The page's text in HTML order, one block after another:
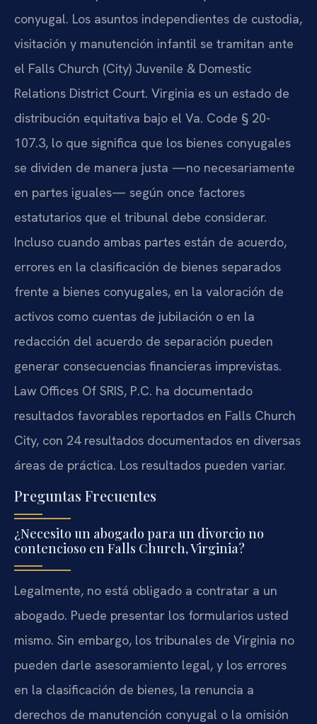
conyugal. Los asuntos independientes de custodia,
visitación y manutención infantil se tramitan ante
el Falls Church (City) Juvenile & Domestic
Relations District Court. Virginia es un estado de
distribución equitativa bajo el Va. Code § 20-
107.3, lo que significa que los bienes conyugales
se dividen de manera justa —no necesariamente
en partes iguales— según once factores
estatutarios que el tribunal debe considerar.
Incluso cuando ambas partes están de acuerdo,
errores en la clasificación de bienes separados
frente a bienes conyugales, en la valoración de
activos como cuentas de jubilación o en la
redacción del acuerdo de separación pueden
generar consecuencias financieras imprevistas.
Law Offices Of SRIS, P.C. ha documentado
resultados favorables reportados en Falls Church
City, con 24 resultados documentados en diversas
áreas de práctica. Los resultados pueden variar.
Preguntas Frecuentes
¿Necesito un abogado para un divorcio no
contencioso en Falls Church, Virginia?
Legalmente, no está obligado a contratar a un
abogado. Puede presentar los formularios usted
mismo. Sin embargo, los tribunales de Virginia no
pueden darle asesoramiento legal, y los errores
en la clasificación de bienes, la renuncia a
derechos de manutención conyugal o la omisión